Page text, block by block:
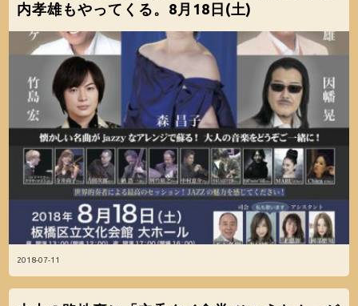
2018-07-11
内孝雄もやってくる。8月18日(土)